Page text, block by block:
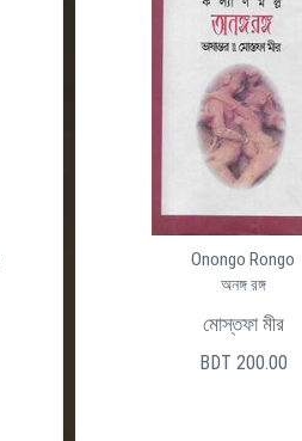
Onongo Rongo
অনঙ্গ রঙ্গ
মোস্তফা মীর
BDT 200.00